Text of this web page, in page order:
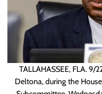
TALLAHASSEE, FLA. 9/
Deltona, during the